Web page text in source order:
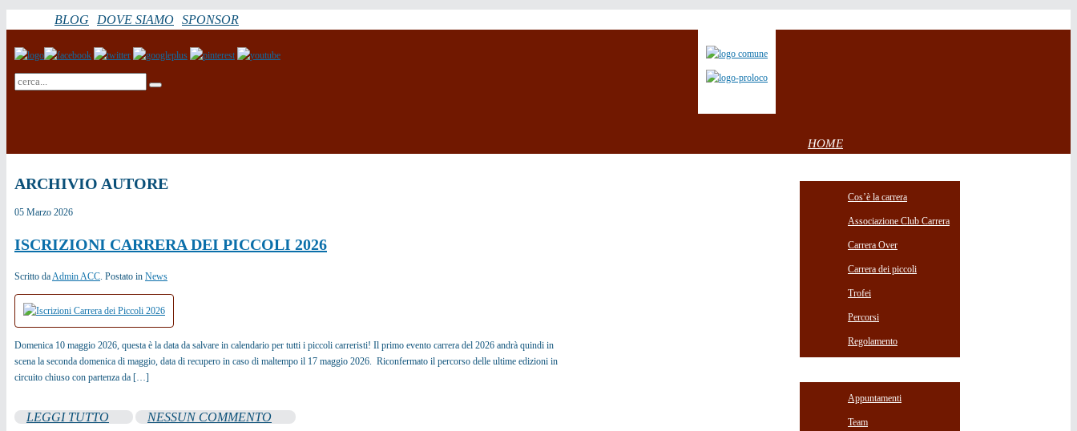
BLOG DOVE SIAMO SPONSOR
HOME
Cos’è la carrera
Associazione Club Carrera
Carrera Over
Carrera dei piccoli
Trofei
Percorsi
Regolamento
Appuntamenti
Team
ARCHIVIO AUTORE
05 Marzo 2026
ISCRIZIONI CARRERA DEI PICCOLI 2026
Scritto daAdmin ACC. Postato in News
Domenica 10 maggio 2026, questa è la data da salvare in calendario per tutti i piccoli carreristi! Il primo evento carrera del 2026 andrà quindi in
scena la seconda domenica di maggio, data di recupero in caso di maltempo il 17 maggio 2026. Riconfermato il percorso delle ultime edizioni in
circuito chiuso con partenza da […]
LEGGI TUTTO NESSUN COMMENTO